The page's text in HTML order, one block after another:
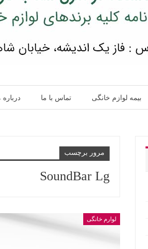
بیمه لوازم خانگی تماس با ما درباره
مرور برچسب
SoundBar Lg
لوارم خانگی